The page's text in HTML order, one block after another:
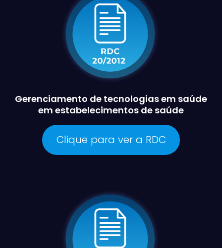
Gerenciamento de tecnologias em saúde
em estabelecimentos de saúde
Clique para ver a RDC